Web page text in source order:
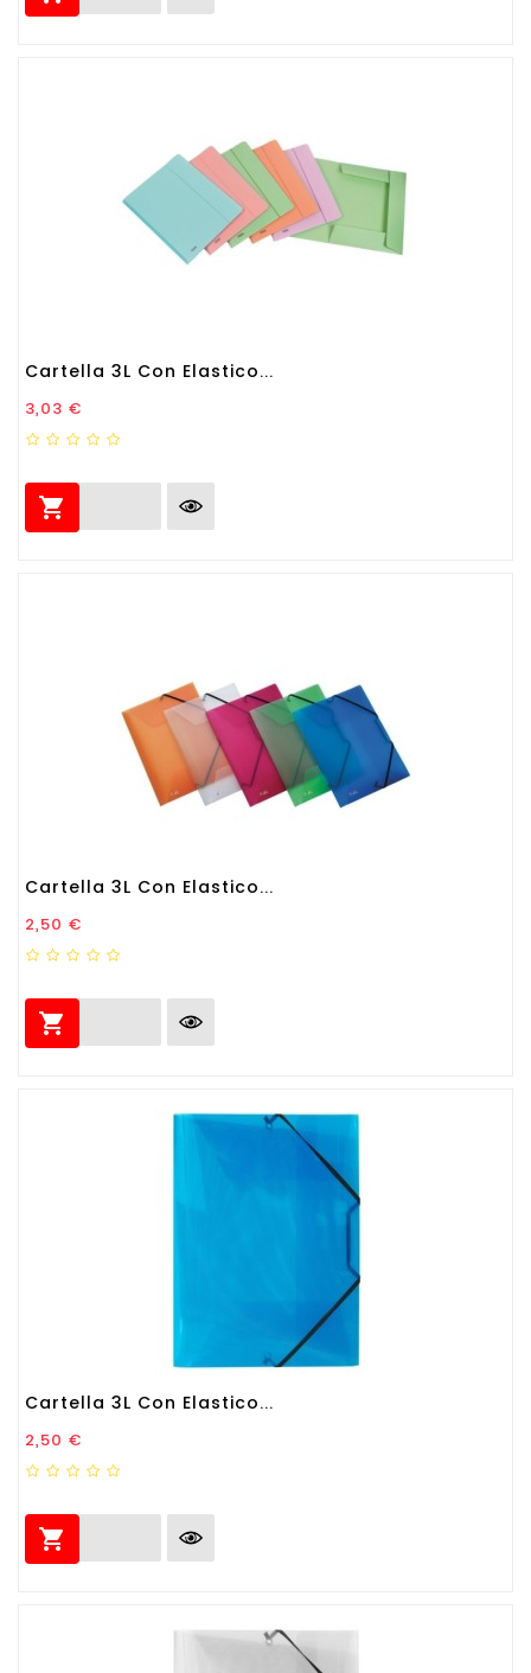
Cartella 3L Con Elastico...
Prezzo
3,03 €

Cartella 3L Con Elastico...
Prezzo
2,50 €

Cartella 3L Con Elastico...
Prezzo
2,50 €
